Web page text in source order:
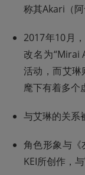
称其Akari（阿
2017年10月
改名为“Mirai
活动，而艾琳
麾下有着多个
与艾琳的关系
角色形象与
KEI所创作，